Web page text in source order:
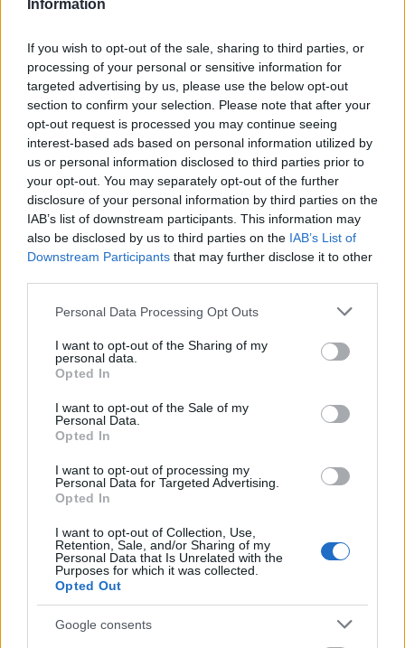
Information
If you wish to opt-out of the sale, sharing to third parties, or
processing of your personal or sensitive information for
targeted advertising by us, please use the below opt-out
section to confirm your selection. Please note that after your
opt-out request is processed you may continue seeing
interest-based ads based on personal information utilized by
us or personal information disclosed to third parties prior to
your opt-out. You may separately opt-out of the further
disclosure of your personal information by third parties on the
IAB’s list of downstream participants. This information may
also be disclosed by us to third parties on the IAB’s List of
Downstream Participants that may further disclose it to other
Please note that this website/app uses one or more Google
not limited to your visit or usage behaviour. You may click to
grant or deny consent to Google and its third-party tags to
use your data for below specified purposes in below Google
consent section.
Personal Data Processing Opt Outs
I want to opt-out of the Sharing of my
personal data.
Opted In
I want to opt-out of the Sale of my
Personal Data.
Opted In
I want to opt-out of processing my
Personal Data for Targeted Advertising.
Opted In
I want to opt-out of Collection, Use,
Retention, Sale, and/or Sharing of my
Personal Data that Is Unrelated with the
Purposes for which it was collected.
Opted Out
Google consents
Ευκαιρίες Καριέρας
Επικοινωνία
Media Center
Δελτία Τύπου
Φωτογραφικό Υλικό
Λογότυπα
Οι Πρόσκοποι Χίου
μάζεψαν τις
κατεστραμμένες
μάνικες από το δάσος!
Αρθρογραφος:Μπουμπάρης Γιώργος
Κατηγορίες: Κοινωνία,Περιβάλλον
Την Κυριακή, 25 Οκτωβρίου 2020, έφηβοι
Προσκοποι (Ανιχνευτές) του 1ου Συστήματος
Προσκόπων Χίου, στην ημερήσια εκδρομή τους
στη βόρεια Χίο, περπάτησαν στο μονοπάτι από
τα Ρετσινάδικα προς Σιδηρούντα. Στη διαδρομή
στο δάσος πριν την κατάβαση της πλαγιάς,
βρήκαν κομμάτια από κατεστραμμένες
πυροσβεστικές μάνικες που έχουν μείνει στην
περιοχή από τις φωτιές των περασμένων ετών.
Ευαισθητοποιημένοι σε περιβαλλοντικά θέματα,
δεν μπορούσαν να τις αφήσουν εκεί. Τις μάζεψαν,
τις τύλιξαν και τις μετέφεραν μέχρι το τέλος